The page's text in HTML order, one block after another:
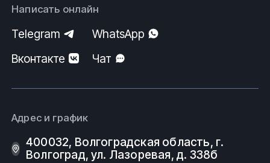
Написать онлайн
Telegram
WhatsApp
Вконтакте
Чат
Адрес и график
400032, Волгоградская область, г.
Волгоград, ул. Лазоревая, д. 338б